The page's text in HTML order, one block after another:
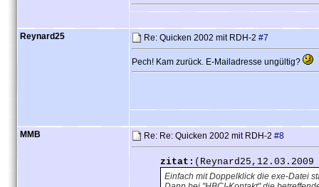
Reynard25 Re: Quicken 2002 mit RDH-2 #7
Pech! Kam zurück. E-Mailadresse ungültig?
MMB Re: Re: Quicken 2002 mit RDH-2 #8
zitat:
Einfach mit Doppelklick die exe-Datei